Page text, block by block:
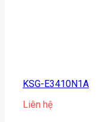
KSG-E3410N1A
Liên hệ